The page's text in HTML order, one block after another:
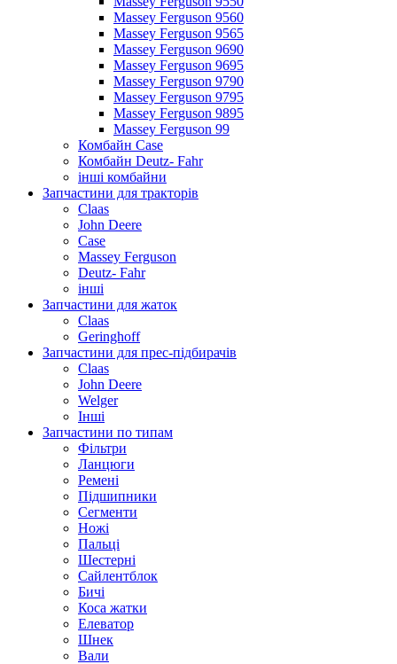
Massey Ferguson 9560
Massey Ferguson 9565
Massey Ferguson 9690
Massey Ferguson 9695
Massey Ferguson 9790
Massey Ferguson 9795
Massey Ferguson 9895
Massey Ferguson 99
Комбайн Case
Комбайн Deutz- Fahr
інші комбайни
Запчастини для тракторів
Claas
John Deere
Case
Massey Ferguson
Deutz- Fahr
інші
Запчастини для жаток
Claas
Geringhoff
Запчастини для прес-підбирачів
Claas
John Deere
Welger
Інші
Запчастини по типам
Фільтри
Ланцюги
Ремені
Підшипники
Сегменти
Ножі
Пальці
Шестерні
Сайлентблок
Бичі
Коса жатки
Елеватор
Шнек
Вали